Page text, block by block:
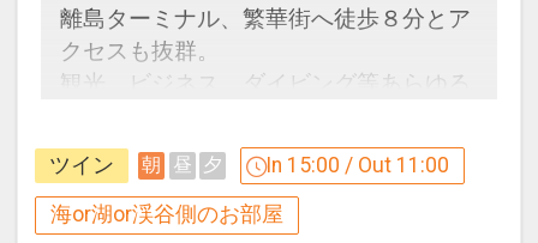
離島ターミナル、繁華街へ徒歩８分とア
クセスも抜群。
観光、ビジネス、ダイビング等あらゆる
ホテルのご案内
・石垣空港から車で約４０分、駐車場有
ツイン 朝 昼 夕 In 15:00 / Out 11:00
海or湖or渓谷側のお部屋